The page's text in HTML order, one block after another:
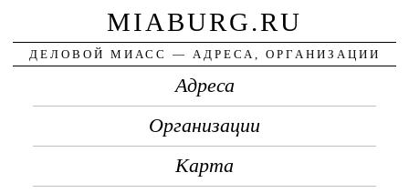
MIABURG.RU
ДЕЛОВОЙ МИАСС — АДРЕСА, ОРГАНИЗАЦИИ
Адреса
Организации
Карта